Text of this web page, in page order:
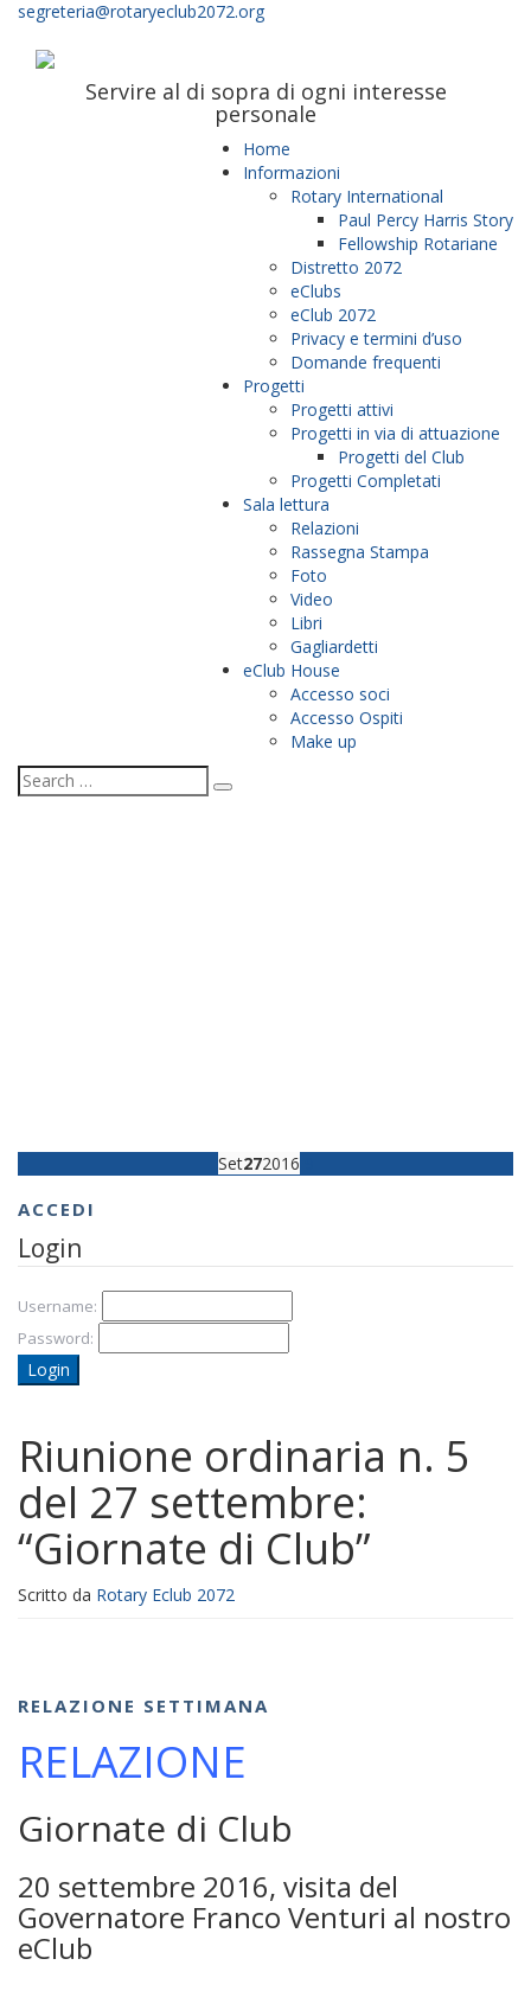
segreteria@rotaryeclub2072.org
Servire al di sopra di ogni interesse
personale
Home
Informazioni
Rotary International
Paul Percy Harris Story
Fellowship Rotariane
Distretto 2072
eClubs
eClub 2072
Privacy e termini d’uso
Domande frequenti
Progetti
Progetti attivi
Progetti in via di attuazione
Progetti del Club
Progetti Completati
Sala lettura
Relazioni
Rassegna Stampa
Foto
Video
Libri
Gagliardetti
eClub House
Accesso soci
Accesso Ospiti
Make up
Set272016
ACCEDI
Login
Username:
Password:
Login
Riunione ordinaria n. 5
del 27 settembre:
“Giornate di Club”
Scritto da Rotary Eclub 2072
RELAZIONE SETTIMANA
RELAZIONE
Giornate di Club
20 settembre 2016, visita del
Governatore Franco Venturi al nostro
eClub